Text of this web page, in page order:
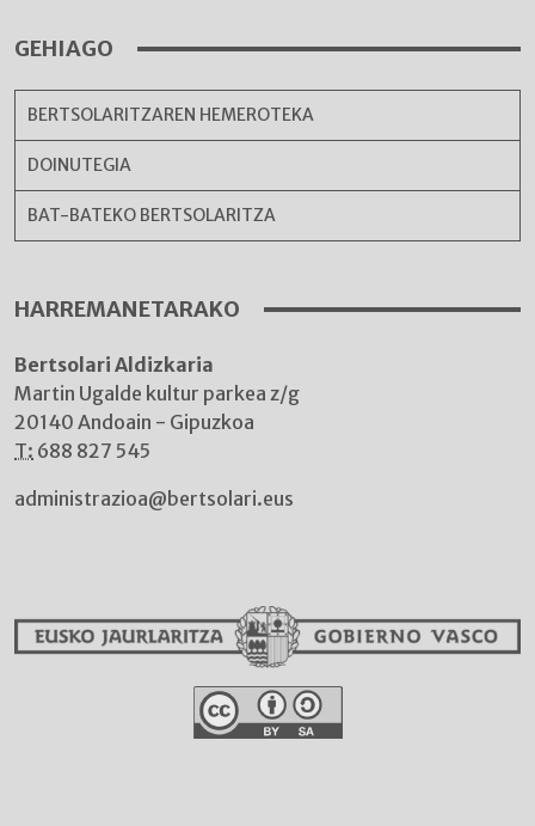
GEHIAGO
BERTSOLARITZAREN HEMEROTEKA
DOINUTEGIA
BAT-BATEKO BERTSOLARITZA
HARREMANETARAKO
Bertsolari Aldizkaria
Martin Ugalde kultur parkea z/g
20140 Andoain - Gipuzkoa
T: 688 827 545
administrazioa@bertsolari.eus